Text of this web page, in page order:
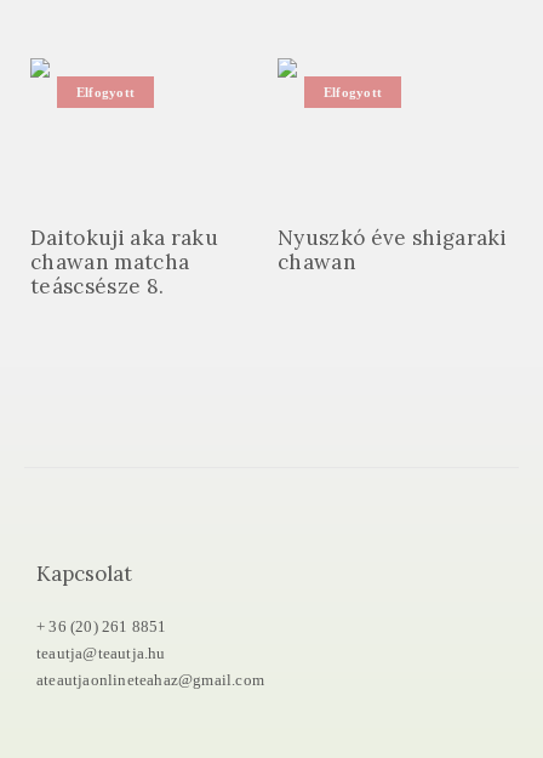
Elfogyott
Daitokuji aka raku
chawan matcha
teáscsésze 8.
Elfogyott
Nyuszkó éve shigaraki
chawan
Kapcsolat
+ 36 (20) 261 8851
teautja@teautja.hu
ateautjaonlineteahaz@gmail.com